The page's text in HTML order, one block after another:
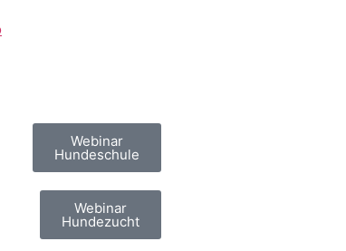
Webinar
Hundeschule
Webinar
Hundezucht